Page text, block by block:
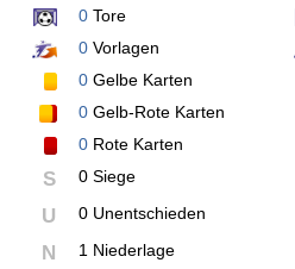
0 Tore
0 Vorlagen
0 Gelbe Karten
0 Gelb-Rote Karten
0 Rote Karten
S 0 Siege
U 0 Unentschieden
N 1 Niederlage